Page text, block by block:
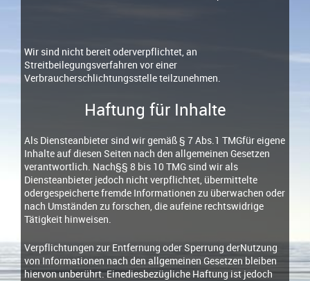
Wir sind nicht bereit oderverpflichtet, an
Streitbeilegungsverfahren vor einer
Verbraucherschlichtungsstelle teilzunehmen.
Haftung für Inhalte
Als Diensteanbieter sind wir gemäß § 7 Abs.1 TMGfür eigene
Inhalte auf diesen Seiten nach den allgemeinen Gesetzen
verantwortlich. Nach§§ 8 bis 10 TMG sind wir als
Diensteanbieter jedoch nicht verpflichtet, übermittelte
odergespeicherte fremde Informationen zu überwachen oder
nach Umständen zu forschen, die aufeine rechtswidrige
Tätigkeit hinweisen.
Verpflichtungen zur Entfernung oder Sperrung derNutzung
von Informationen nach den allgemeinen Gesetzen bleiben
hiervon unberührt. Einediesbezügliche Haftung ist jedoch